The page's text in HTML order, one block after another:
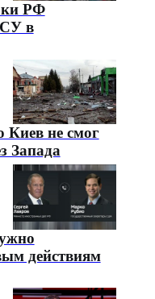
РФ
в
Киев не смог
Запада
действиям